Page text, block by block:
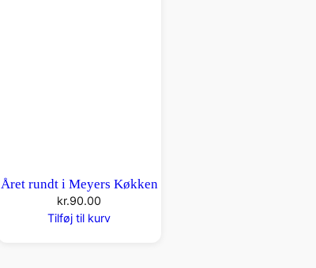
Året rundt i Meyers Køkken
kr.90.00
Tilføj til kurv